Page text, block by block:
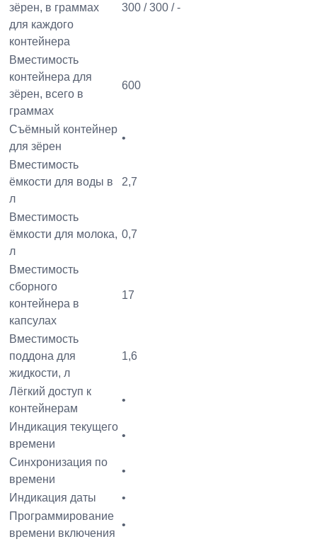
зёрен, в граммах
для каждого
контейнера
300 / 300 / -
Вместимость
контейнера для
зёрен, всего в
граммах
600
Съёмный контейнер
для зёрен
•
Вместимость
ёмкости для воды в
л
2,7
Вместимость
ёмкости для молока,
л
0,7
Вместимость
сборного
контейнера в
капсулах
17
Вместимость
поддона для
жидкости, л
1,6
Лёгкий доступ к
контейнерам
•
Индикация текущего
времени
•
Синхронизация по
времени
•
Индикация даты
•
Программирование
времени включения
•